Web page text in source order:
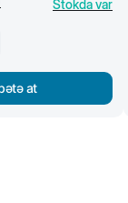
Stokda var
at